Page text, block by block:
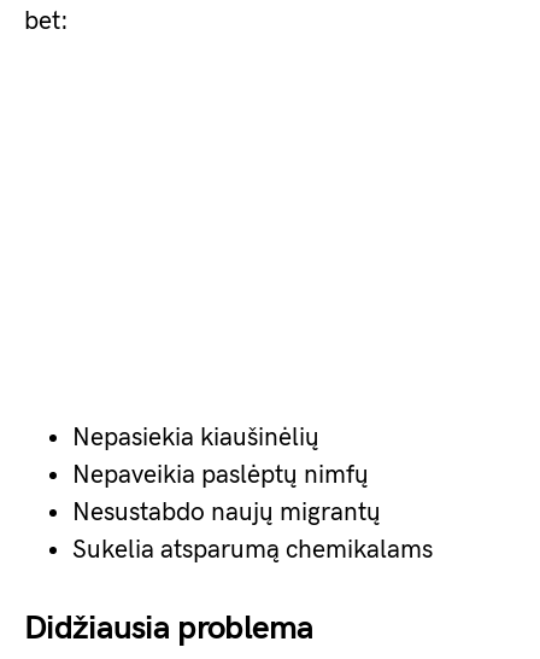
bet:
Nepasiekia kiaušinėlių
Nepaveikia paslėptų nimfų
Nesustabdo naujų migrantų
Sukelia atsparumą chemikalams
Didžiausia problema